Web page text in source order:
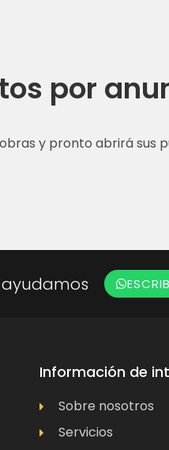
por
y pronto abrirá sus
ayudamos
Información de
Sobre nosotros
Servicios